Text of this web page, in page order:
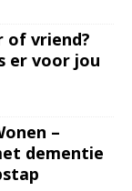
of vriend?
er voor jou
–
dementie